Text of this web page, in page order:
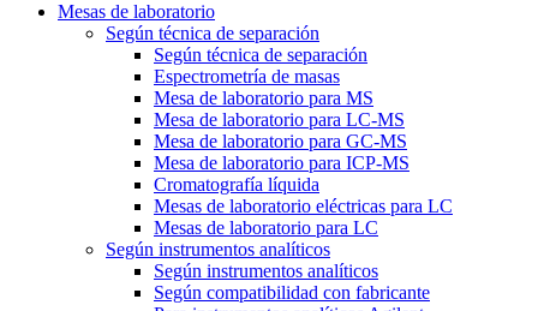
Mesas de laboratorio
Según técnica de separación
Según técnica de separación
Espectrometría de masas
Mesa de laboratorio para MS
Mesa de laboratorio para LC-MS
Mesa de laboratorio para GC-MS
Mesa de laboratorio para ICP-MS
Cromatografía líquida
Mesas de laboratorio eléctricas para LC
Mesas de laboratorio para LC
Según instrumentos analíticos
Según instrumentos analíticos
Según compatibilidad con fabricante